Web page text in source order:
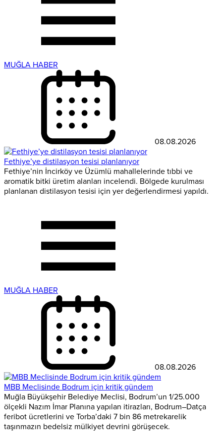
MUĞLA HABER
08.08.2026
Fethiye’ye distilasyon tesisi planlanıyor
Fethiye’nin İncirköy ve Üzümlü mahallelerinde tıbbi ve
aromatik bitki üretim alanları incelendi. Bölgede kurulması
planlanan distilasyon tesisi için yer değerlendirmesi yapıldı.
MUĞLA HABER
08.08.2026
MBB Meclisinde Bodrum için kritik gündem
Muğla Büyükşehir Belediye Meclisi, Bodrum’un 1/25.000
ölçekli Nazım İmar Planına yapılan itirazları, Bodrum–Datça
feribot ücretlerini ve Torba’daki 7 bin 86 metrekarelik
taşınmazın bedelsiz mülkiyet devrini görüşecek.